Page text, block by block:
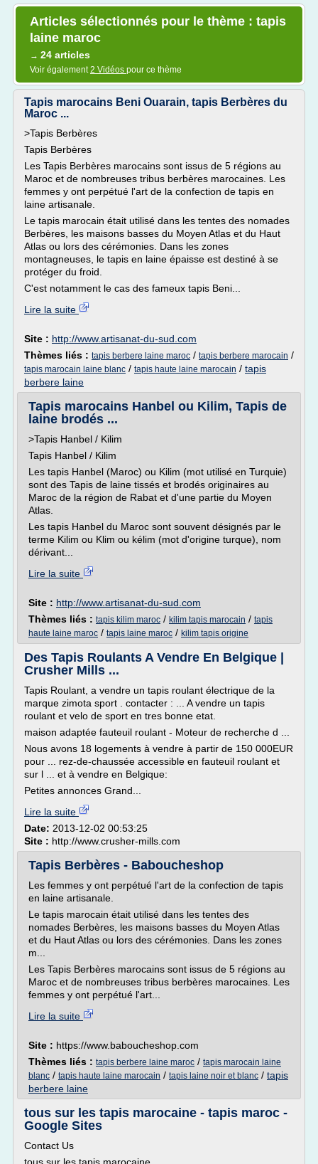
Articles sélectionnés pour le thème : tapis
laine maroc
→ 24 articles
Voir également2 Vidéos pour ce thème
Tapis marocains Beni Ouarain, tapis Berbères du
Maroc ...
>Tapis Berbères
Tapis Berbères
Les Tapis Berbères marocains sont issus de 5 régions au
Maroc et de nombreuses tribus berbères marocaines. Les
femmes y ont perpétué l'art de la confection de tapis en
laine artisanale.
Le tapis marocain était utilisé dans les tentes des nomades
Berbères, les maisons basses du Moyen Atlas et du Haut
Atlas ou lors des cérémonies. Dans les zones
montagneuses, le tapis en laine épaisse est destiné à se
protéger du froid.
C'est notamment le cas des fameux tapis Beni...
Lire la suite
Site : http://www.artisanat-du-sud.com
Thèmes liés : tapis berbere laine maroc / tapis berbere marocain /
tapis marocain laine blanc / tapis haute laine marocain / tapis
berbere laine
Tapis marocains Hanbel ou Kilim, Tapis de
laine brodés ...
>Tapis Hanbel / Kilim
Tapis Hanbel / Kilim
Les tapis Hanbel (Maroc) ou Kilim (mot utilisé en Turquie)
sont des Tapis de laine tissés et brodés originaires au
Maroc de la région de Rabat et d'une partie du Moyen
Atlas.
Les tapis Hanbel du Maroc sont souvent désignés par le
terme Kilim ou Klim ou kélim (mot d'origine turque), nom
dérivant...
Lire la suite
Site : http://www.artisanat-du-sud.com
Thèmes liés : tapis kilim maroc / kilim tapis marocain / tapis
haute laine maroc / tapis laine maroc / kilim tapis origine
Des Tapis Roulants A Vendre En Belgique |
Crusher Mills ...
Tapis Roulant, a vendre un tapis roulant électrique de la
marque zimota sport . contacter : ... A vendre un tapis
roulant et velo de sport en tres bonne etat.
maison adaptée fauteuil roulant - Moteur de recherche d ...
Nous avons 18 logements à vendre à partir de 150 000EUR
pour ... rez-de-chaussée accessible en fauteuil roulant et
sur l ... et à vendre en Belgique:
Petites annonces Grand...
Lire la suite
Date: 2013-12-02 00:53:25
Site : http://www.crusher-mills.com
Tapis Berbères - Baboucheshop
Les femmes y ont perpétué l'art de la confection de tapis
en laine artisanale.
Le tapis marocain était utilisé dans les tentes des
nomades Berbères, les maisons basses du Moyen Atlas
et du Haut Atlas ou lors des cérémonies. Dans les zones
m...
Les Tapis Berbères marocains sont issus de 5 régions au
Maroc et de nombreuses tribus berbères marocaines. Les
femmes y ont perpétué l'art...
Lire la suite
Site : https://www.baboucheshop.com
Thèmes liés : tapis berbere laine maroc / tapis marocain laine
blanc / tapis haute laine marocain / tapis laine noir et blanc / tapis
berbere laine
tous sur les tapis marocaine - tapis maroc -
Google Sites
Contact Us